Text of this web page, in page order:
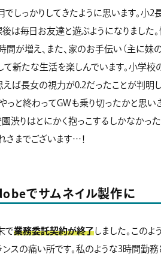
でしっかりしてきたように思います。小
後は毎日お友達と遊ぶようになりました
間が増え、また、家のお手伝い（主に妹
て新たな生活を楽しんでいます。小学
えば長女の視力が0.2だったことが判明
っと終わってGWも乗り切ったかと思
りはとにかく抱っこするしかなかった
さまでございます…！
でサムネイル製作に
で業務委託契約が終了しました。このよ
ンスの痛い所です。私のような3時間勤